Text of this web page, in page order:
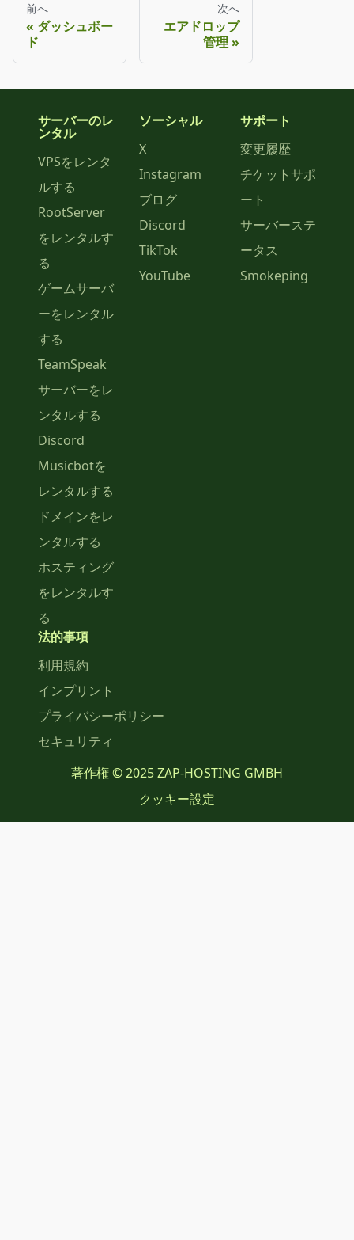
前へ
ダッシュボー
ド
次へ
エアドロップ
管理
サーバーのレ
ンタル
VPSをレンタ
ルする
RootServer
をレンタルす
る
ゲームサーバ
ーをレンタル
する
TeamSpeak
サーバーをレ
ンタルする
Discord
Musicbotを
レンタルする
ドメインをレ
ンタルする
ホスティング
をレンタルす
る
ソーシャル
X
Instagram
ブログ
Discord
TikTok
YouTube
サポート
変更履歴
チケットサポ
ート
サーバーステ
ータス
Smokeping
法的事項
利用規約
インプリント
プライバシーポリシー
セキュリティ
著作権 © 2025 ZAP-HOSTING GMBH
クッキー設定